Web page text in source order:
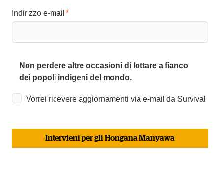
Indirizzo e-mail
Non perdere altre occasioni di lottare a fianco
dei popoli indigeni del mondo.
Vorrei ricevere aggiornamenti via e-mail da Survival
Intervieni per gli Hongana Manyawa